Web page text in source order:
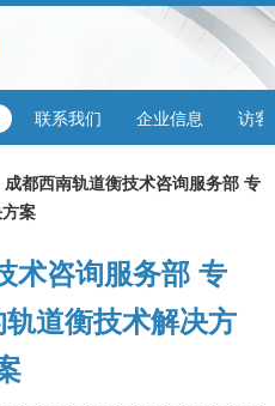
联系我们 企业信息 访客
成都西南轨道衡技术咨询服务部 专
案
术咨询服务部 专
道衡技术解决方